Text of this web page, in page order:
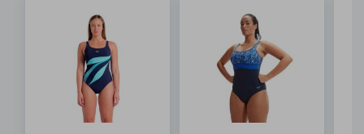
Специалисты Proswim рекомендуют утягивающий
купальник Shaping Printed V Neck One Piece от бренда
Speedo для занятий оздоровительным плаванием и
пляжного отдыха.
МАТЕРИАЛЫ: 69% переработанный нейлон, 31% лайкра